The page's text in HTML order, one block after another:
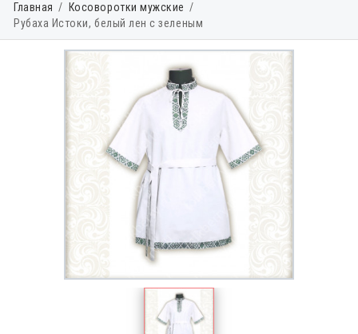
Главная
Косоворотки мужские
Рубаха Истоки, белый лен с зеленым